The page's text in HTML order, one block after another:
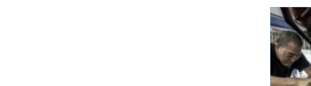
känns
lyft,
jakt på
förråd
att